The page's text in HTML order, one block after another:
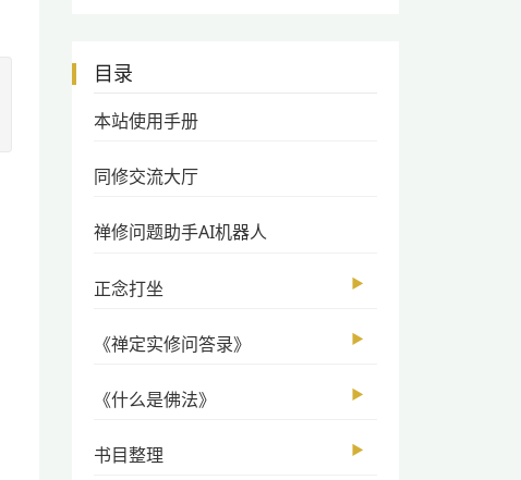
目录
本站使用手册
同修交流大厅
禅修问题助手AI机器人
正念打坐 ▶
《禅定实修问答录》 ▶
《什么是佛法》 ▶
书目整理 ▶